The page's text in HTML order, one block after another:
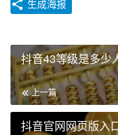
生成海报
抖音43等级是多少
上一篇
抖音官网网页版入